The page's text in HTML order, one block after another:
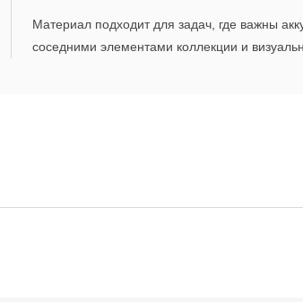
Материал подходит для задач, где важны
соседними элементами коллекции и